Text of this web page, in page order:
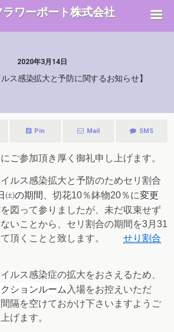
ラワーポート株式会社
2020年3月14日
ルス感染拡大と予防に関するお知らせ】
Pin Mail SMS
ご参加頂き厚く御礼申し上げます。
ルス感染拡大と予防のためセリ割合
の期間、 切花10％鉢物20％に変更
を図って参りましたが、未だ収束せず
いことから、セリ割合の期間を3月31
て頂くことと致します。 せり割合
ルス感染症の拡大をおさえるため、
ションルーム 入場をお控えいただ
隔を空けておかけ下さいますようご
げます。